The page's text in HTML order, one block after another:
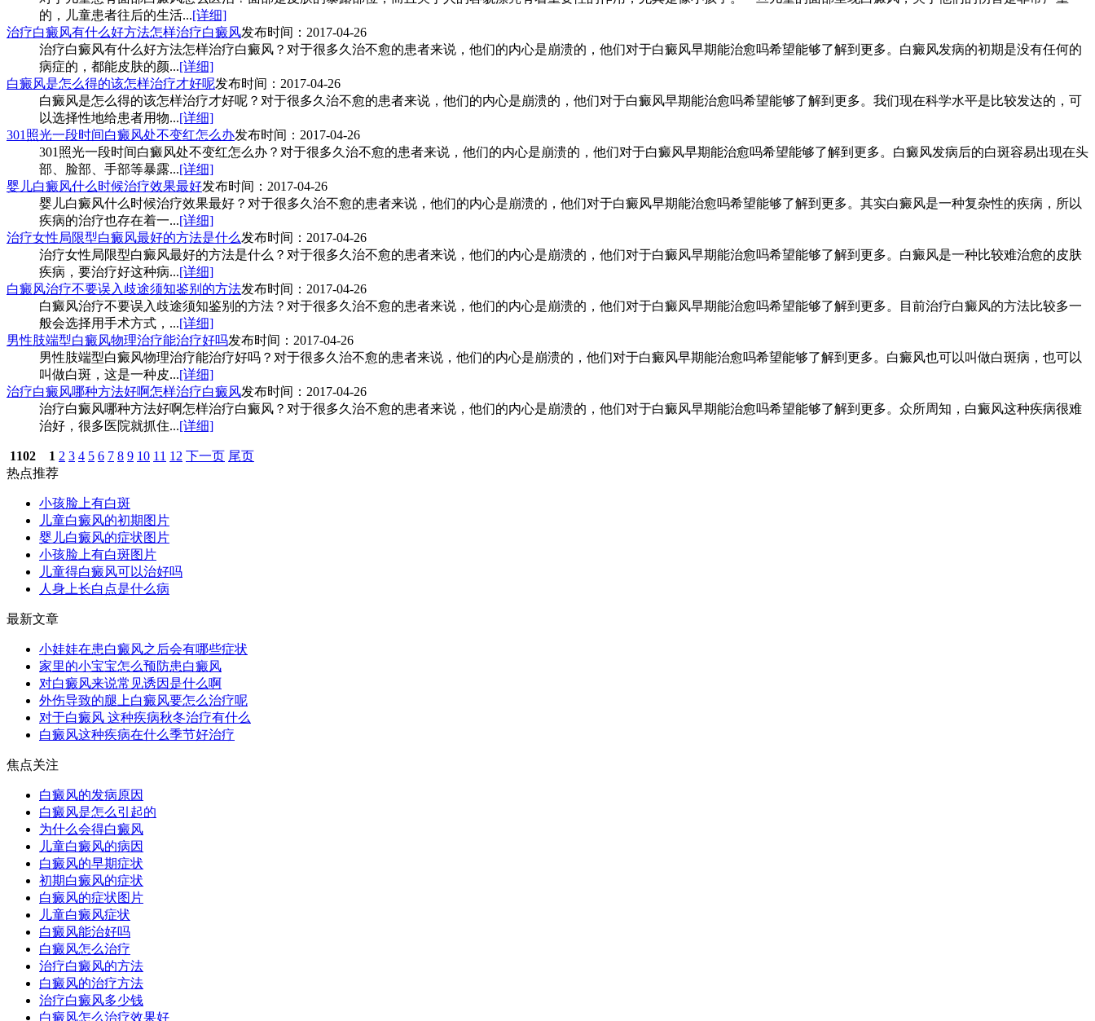
的，儿童患者往后的生活...[详细]
治疗白癜风有什么好方法怎样治疗白癜风发布时间：2017-04-26
治疗白癜风有什么好方法怎样治疗白癜风？对于很多久治不愈的患者来说，他们的内心是崩溃的，他们对于白癜风早期能治愈吗希望能够了解到更多。白癜风发病的初期是没有任何的
病症的，都能皮肤的颜...[详细]
白癜风是怎么得的该怎样治疗才好呢发布时间：2017-04-26
白癜风是怎么得的该怎样治疗才好呢？对于很多久治不愈的患者来说，他们的内心是崩溃的，他们对于白癜风早期能治愈吗希望能够了解到更多。我们现在科学水平是比较发达的，可
以选择性地给患者用物...[详细]
301照光一段时间白癜风处不变红怎么办发布时间：2017-04-26
301照光一段时间白癜风处不变红怎么办？对于很多久治不愈的患者来说，他们的内心是崩溃的，他们对于白癜风早期能治愈吗希望能够了解到更多。白癜风发病后的白斑容易出现在头
部、脸部、手部等暴露...[详细]
婴儿白癜风什么时候治疗效果最好发布时间：2017-04-26
婴儿白癜风什么时候治疗效果最好？对于很多久治不愈的患者来说，他们的内心是崩溃的，他们对于白癜风早期能治愈吗希望能够了解到更多。其实白癜风是一种复杂性的疾病，所以
疾病的治疗也存在着一...[详细]
治疗女性局限型白癜风最好的方法是什么发布时间：2017-04-26
治疗女性局限型白癜风最好的方法是什么？对于很多久治不愈的患者来说，他们的内心是崩溃的，他们对于白癜风早期能治愈吗希望能够了解到更多。白癜风是一种比较难治愈的皮肤
疾病，要治疗好这种病...[详细]
白癜风治疗不要误入歧途须知鉴别的方法发布时间：2017-04-26
白癜风治疗不要误入歧途须知鉴别的方法？对于很多久治不愈的患者来说，他们的内心是崩溃的，他们对于白癜风早期能治愈吗希望能够了解到更多。目前治疗白癜风的方法比较多一
般会选择用手术方式，...[详细]
男性肢端型白癜风物理治疗能治疗好吗发布时间：2017-04-26
男性肢端型白癜风物理治疗能治疗好吗？对于很多久治不愈的患者来说，他们的内心是崩溃的，他们对于白癜风早期能治愈吗希望能够了解到更多。白癜风也可以叫做白斑病，也可以
叫做白斑，这是一种皮...[详细]
治疗白癜风哪种方法好啊怎样治疗白癜风发布时间：2017-04-26
治疗白癜风哪种方法好啊怎样治疗白癜风？对于很多久治不愈的患者来说，他们的内心是崩溃的，他们对于白癜风早期能治愈吗希望能够了解到更多。众所周知，白癜风这种疾病很难
治好，很多医院就抓住...[详细]
1102 1 2 3 4 5 6 7 8 9 10 11 12 下一页 尾页
热点推荐
小孩脸上有白斑
儿童白癜风的初期图片
婴儿白癜风的症状图片
小孩脸上有白斑图片
儿童得白癜风可以治好吗
人身上长白点是什么病
最新文章
小娃娃在患白癜风之后会有哪些症状
家里的小宝宝怎么预防患白癜风
对白癜风来说常见诱因是什么啊
外伤导致的腿上白癜风要怎么治疗呢
对于白癜风 这种疾病秋冬治疗有什么
白癜风这种疾病在什么季节好治疗
焦点关注
白癜风的发病原因
白癜风是怎么引起的
为什么会得白癜风
儿童白癜风的病因
白癜风的早期症状
初期白癜风的症状
白癜风的症状图片
儿童白癜风症状
白癜风能治好吗
白癜风怎么治疗
治疗白癜风的方法
白癜风的治疗方法
治疗白癜风多少钱
白癜风怎么治疗效果好